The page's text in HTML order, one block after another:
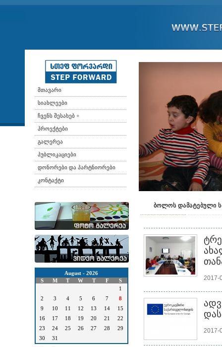
მთავარი
სიახლეები
ჩვენს შესახებ +
პროექტები
გალერეა
პუბლიკაციები
დონორები და პარტნიორები
კონტაქტი
August - 2026
S
M T W T F
S
1
2
3 4 5 6 7
8
9
10 11 12 13 14
15
16
17 18 19 20 21
22
23
24 25 26 27 28
29
30
31
ბოლოს დამატებული
2017-
2017-